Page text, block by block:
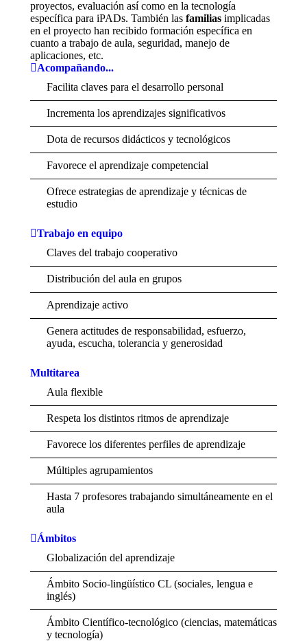
proyectos, evaluación así como en la tecnología
específica para iPADs. También las familias implicadas
en el proyecto han recibido formación específica en
cuanto a trabajo de aula, seguridad, manejo de
aplicaciones, etc.
Acompañando...
Facilita claves para el desarrollo personal
Incrementa los aprendizajes significativos
Dota de recursos didácticos y tecnológicos
Favorece el aprendizaje competencial
Ofrece estrategias de aprendizaje y técnicas de
estudio
Trabajo en equipo
Claves del trabajo cooperativo
Distribución del aula en grupos
Aprendizaje activo
Genera actitudes de responsabilidad, esfuerzo,
ayuda, escucha, tolerancia y generosidad
Multitarea
Aula flexible
Respeta los distintos ritmos de aprendizaje
Favorece los diferentes perfiles de aprendizaje
Múltiples agrupamientos
Hasta 7 profesores trabajando simultáneamente en el
aula
Ámbitos
Globalización del aprendizaje
Ámbito Socio-lingüístico CL (sociales, lengua e
inglés)
Ámbito Científico-tecnológico (ciencias, matemáticas
y tecnología)